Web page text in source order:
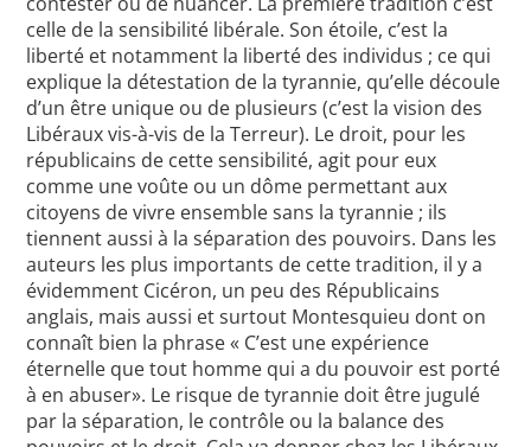
celle de la sensibilité libérale. Son étoile, c’est la
liberté et notamment la liberté des individus ; ce qui
explique la détestation de la tyrannie, qu’elle découle
d’un être unique ou de plusieurs (c’est la vision des
Libéraux vis-à-vis de la Terreur). Le droit, pour les
républicains de cette sensibilité, agit pour eux
comme une voûte ou un dôme permettant aux
citoyens de vivre ensemble sans la tyrannie ; ils
tiennent aussi à la séparation des pouvoirs. Dans les
auteurs les plus importants de cette tradition, il y a
évidemment Cicéron, un peu des Républicains
anglais, mais aussi et surtout Montesquieu dont on
connaît bien la phrase « C’est une expérience
éternelle que tout homme qui a du pouvoir est porté
à en abuser». Le risque de tyrannie doit être jugulé
par la séparation, le contrôle ou la balance des